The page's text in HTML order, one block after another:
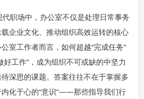
职场中，办公室不仅是处理日常事务
企业文化、推动组织高效运转的核心
室工作者而言，如何超越“完成任务”
好工作”，成为组织不可或缺的中坚力
深思的课题。答案往往不在于掌握多
化于心的“意识”——那些指导我们行